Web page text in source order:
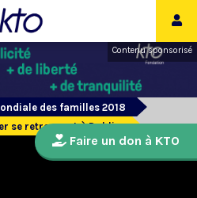
Contenu sponsorisé
des familles 2018
se retrouvent à Dublin
Faire un don à KTO